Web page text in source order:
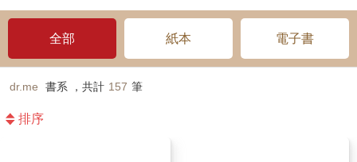
全部 紙本 電子書
dr.me 書系 ，共計 157 筆
排序